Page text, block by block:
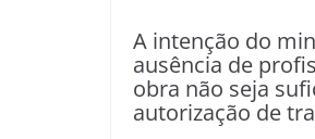
A intenção do
ausência de
obra não seja
autorização de